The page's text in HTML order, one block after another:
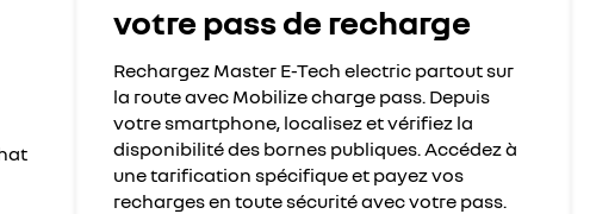
votre pass de recharge
Rechargez Master E-Tech electric partout sur
la route avec Mobilize charge pass. Depuis
votre smartphone, localisez et vérifiez la
disponibilité des bornes publiques. Accédez à
une tarification spécifique et payez vos
recharges en toute sécurité avec votre pass.